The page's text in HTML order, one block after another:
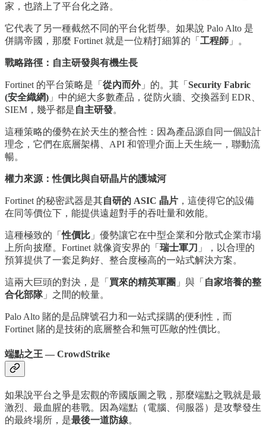
家，也踏上了平台化之路。
它代表了另一種截然不同的平台化哲學。如果說 Palo Alto 是
併購帝國，那麼 Fortinet 就是一位精打細算的「 工程師 」。
戰略路徑：自主研發與有機生長
Fortinet 的平台策略是「 從內而外」的。其「 Security Fabric
(安全織網) 」中的絕大多數產品，從防火牆、交換器到 EDR、
SIEM，幾乎都是自主研發。
這種策略的優勢在於天生的整合性：因為產品源自同一個設計
理念，它們在底層架構、API 和管理介面上天生統一，聯動流
暢。
權力來源：性價比與自研晶片的護城河
Fortinet 的秘密武器是其自研的 ASIC 晶片 ，這使得它的設備
在同等價位下，能提供遠超對手的吞吐量和效能。
這種極致的「性價比 」優勢讓它在中型企業和分散式企業市場
上所向披靡。Fortinet 就像資安界的「 瑞士軍刀 」，以合理的
預算提供了一套足夠好、整合度極高的一站式解決方案。
這兩大巨頭的對決，是「 買來的精英軍團 」與「 自家培養的整
合化部隊」之間的較量。
Palo Alto 賭的是品牌號召力和一站式採購的便利性，而
Fortinet 賭的是技術的底層整合和無可匹敵的性價比。
端點之王 — CrowdStrike
如果說平台之爭是宏觀的帝國版圖之戰，那麼端點之戰就是最
激烈、最血腥的巷戰。因為端點（電腦、伺服器）是攻擊發生
的最終場所，是最後一道防線。